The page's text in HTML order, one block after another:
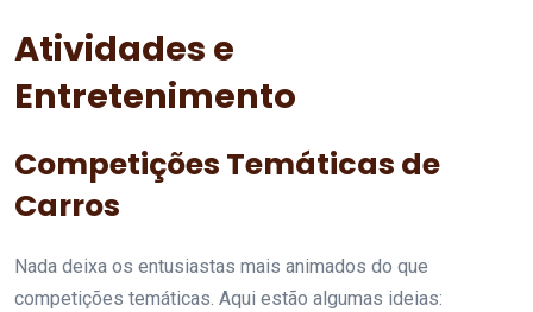
Atividades e
Entretenimento
Competições Temáticas de
Carros
Nada deixa os entusiastas mais animados do que
competições temáticas. Aqui estão algumas ideias: